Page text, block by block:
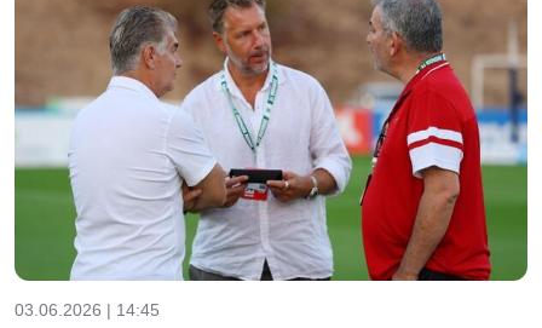
03.06.2026 | 14:45